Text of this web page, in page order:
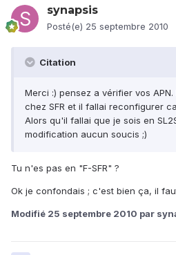
synapsis
Posté(e) 25 septembre 2010
Citation
Merci :) pensez a vérifier vos
chez SFR et il fallai reconfigurer
Alors qu'il fallai que je sois en
modification aucun soucis ;)
Tu n'es pas en "F-SFR" ?
Ok je confondais ; c'est bien ça, il
Modifié 25 septembre 2010 par